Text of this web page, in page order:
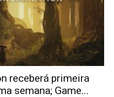
receberá primeira
semana; Game...